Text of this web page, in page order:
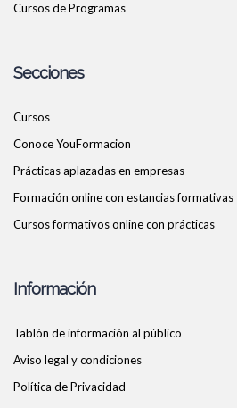
Cursos de Programas
Secciones
Cursos
Conoce YouFormacion
Prácticas aplazadas en empresas
Formación online con estancias formativas
Cursos formativos online con prácticas
Información
Tablón de información al público
Aviso legal y condiciones
Política de Privacidad